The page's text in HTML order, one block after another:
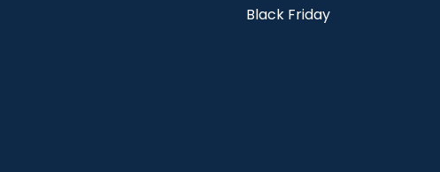
Black Friday